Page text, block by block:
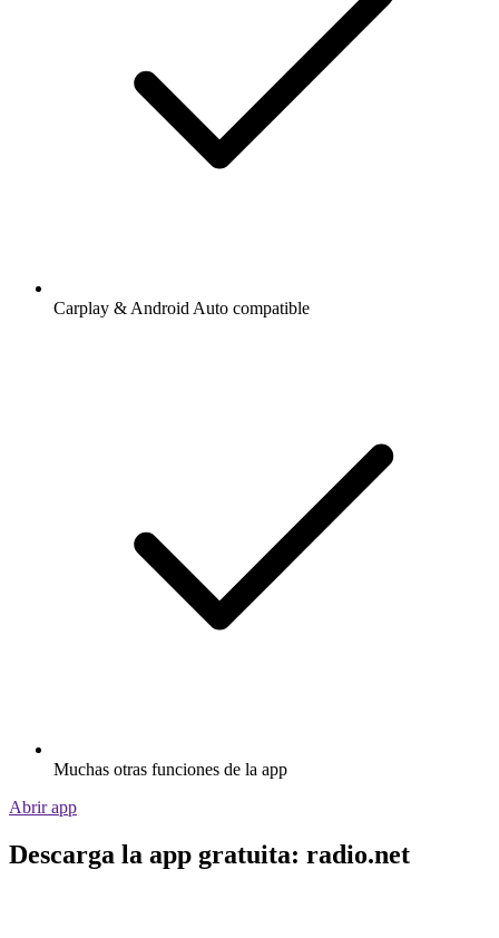
Carplay & Android Auto compatible
Muchas otras funciones de la app
Abrir app
Descarga la app gratuita: radio.net